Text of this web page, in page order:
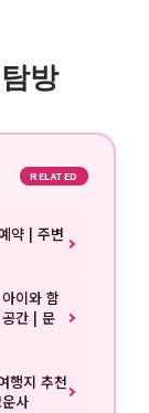
방
RELATED
약 | 주변
이와 함
간 | 문
행지 추천
사